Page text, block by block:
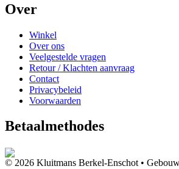
Over
Winkel
Over ons
Veelgestelde vragen
Retour / Klachten aanvraag
Contact
Privacybeleid
Voorwaarden
Betaalmethodes
© 2026 Kluitmans Berkel-Enschot •